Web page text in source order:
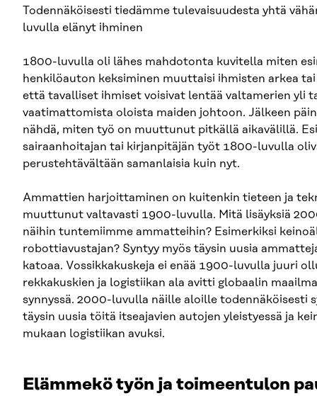
Todennäköisesti tiedämme tulevaisuudesta yhtä
luvulla elänyt ihminen
1800-luvulla oli lähes mahdotonta kuvitella miten
henkilöauton keksiminen muuttaisi ihmisten arkea
että tavalliset ihmiset voisivat lentää valtamerien yli
vaatimattomista oloista maiden johtoon. Jälkeen
nähdä, miten työ on muuttunut pitkällä aikavälillä.
sairaanhoitajan tai kirjanpitäjän työt 1800-luvulla
perustehtävältään samanlaisia kuin nyt.
Ammattien harjoittaminen on kuitenkin tieteen ja
muuttunut valtavasti 1900-luvulla. Mitä lisäyksiä
näihin tuntemiimme ammatteihin? Esimerkiksi
robottiavustajan? Syntyy myös täysin uusia
katoaa. Vossikkakuskeja ei enää 1900-luvulla juuri
rekkakuskien ja logistiikan ala avitti globaalin
synnyssä. 2000-luvulla näille aloille todennäköisesti
täysin uusia töitä itseajavien autojen yleistyessä ja
mukaan logistiikan avuksi.
Elämmekö työn ja toimeentulon